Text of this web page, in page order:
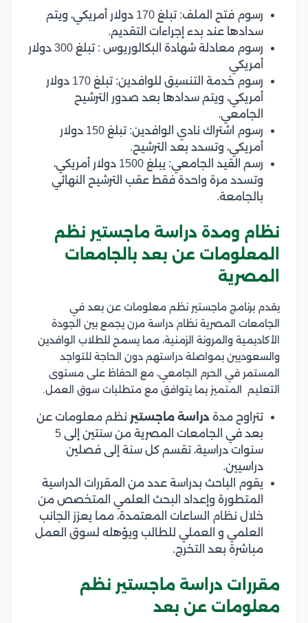
رسوم فتح الملف: تبلغ 170 دولار أمريكي، ويتم
سدادها عند بدء إجراءات التقديم.
رسوم معادلة شهادة البكالوريوس : تبلغ 300 دولار
أمريكي
رسوم خدمة التنسيق للوافدين: تبلغ 170 دولار
أمريكي، ويتم سدادها بعد صدور الترشيح
الجامعي.
رسوم اشتراك نادي الوافدين: تبلغ 150 دولار
أمريكي، وتسدد بعد الترشيح.
رسم القيد الجامعي: يبلغ 1500 دولار أمريكي،
وتسدد مرة واحدة فقط عقب الترشيح النهائي
بالجامعة.
نظام ومدة دراسة ماجستير نظم
المعلومات عن بعد بالجامعات
المصرية
يقدم برنامج ماجستير نظم معلومات عن بعد في
الجامعات المصرية نظام دراسة مرن يجمع بين الجودة
الأكاديمية والمرونة الزمنية، مما يسمح للطلاب الوافدين
والسعوديين بمواصلة دراستهم دون الحاجة للتواجد
المستمر في الحرم الجامعي، مع الحفاظ على مستوى
التعليم المتميز بما يتوافق مع متطلبات سوق العمل.
تتراوح مدة دراسة ماجستير نظم معلومات عن
بعد في الجامعات المصرية من سنتين إلى 5
سنوات دراسية، تقسم كل سنة إلى فصلين
دراسيين.
يقوم الباحث بدراسة عدد من المقررات الدراسية
المتطورة وإعداد البحث العلمي المتخصص من
خلال نظام الساعات المعتمدة، مما يعزز الجانب
العلمي و العملي للطالب ويؤهله لسوق العمل
مباشرة بعد التخرج.
مقررات دراسة ماجستير نظم
معلومات عن بعد